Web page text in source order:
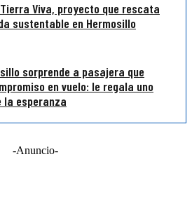
Viva, proyecto que rescata
sustentable en Hermosillo
sorprende a pasajera que
en vuelo: le regala uno
la esperanza
-Anuncio-